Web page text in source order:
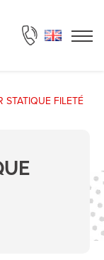
STATIQUE FILETÉ